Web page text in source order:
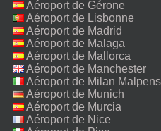
Aéroport de Gérone
Aéroport de Lisbonne
Aéroport de Madrid
Aéroport de Malaga
Aéroport de Mallorca
Aéroport de Manchester
Aéroport de Milan
Aéroport de Munich
Aéroport de Murcia
Aéroport de Nice